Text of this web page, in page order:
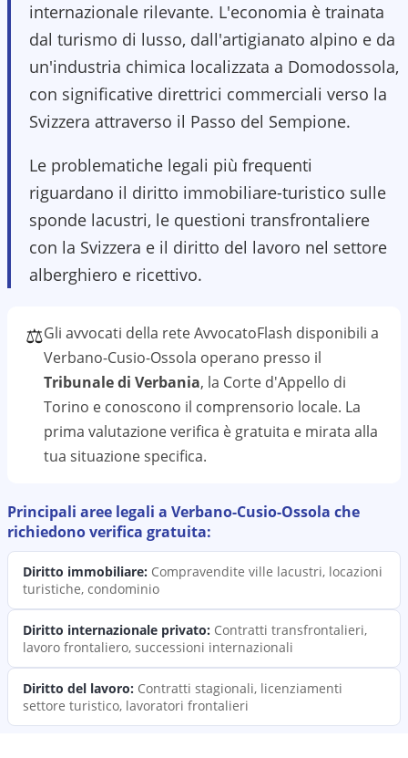
internazionale rilevante. L'economia è trainata
dal turismo di lusso, dall'artigianato alpino e da
un'industria chimica localizzata a Domodossola,
con significative direttrici commerciali verso la
Svizzera attraverso il Passo del Sempione.
Le problematiche legali più frequenti
riguardano il diritto immobiliare-turistico sulle
sponde lacustri, le questioni transfrontaliere
con la Svizzera e il diritto del lavoro nel settore
alberghiero e ricettivo.
⚖️Gli avvocati della rete AvvocatoFlash disponibili a
Verbano-Cusio-Ossola operano presso il
Tribunale di Verbania, la Corte d'Appello di
Torino e conoscono il comprensorio locale. La
prima valutazioneverifica è gratuita e mirata alla
tua situazione specifica.
Principali aree legali a Verbano-Cusio-Ossola che
richiedonoverifica gratuita:
Diritto immobiliare: Compravendite ville lacustri, locazioni
turistiche, condominio
Diritto internazionale privato: Contratti transfrontalieri,
lavoro frontaliero, successioni internazionali
Diritto del lavoro: Contratti stagionali, licenziamenti
settore turistico, lavoratori frontalieri